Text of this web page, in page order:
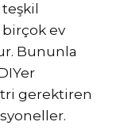
birçok ev
Bununla
gerektiren